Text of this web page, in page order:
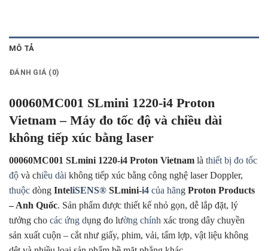
MÔ TẢ
ĐÁNH GIÁ (0)
00060MC001 SLmini 1220-i4 Proton
Vietnam – Máy đo tốc độ và chiều dài
không tiếp xúc bằng laser
00060MC001 SLmini 1220-i4 Proton Vietnam là thiết bị đo tốc
độ và chiều dài không tiếp xúc bằng công nghệ laser Doppler,
thuộc dòng InteliSENS® SLmini-i4 của hãng Proton Products
– Anh Quốc. Sản phẩm được thiết kế nhỏ gọn, dễ lắp đặt, lý
tưởng cho các ứng dụng đo lường chính xác trong dây chuyền
sản xuất cuộn – cắt như giấy, phim, vải, tấm lợp, vật liệu không